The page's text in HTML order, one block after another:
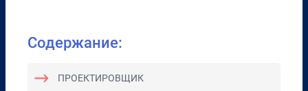
Содержание:
ПРОЕКТИРОВЩИК